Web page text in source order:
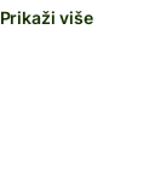
Prikaži više